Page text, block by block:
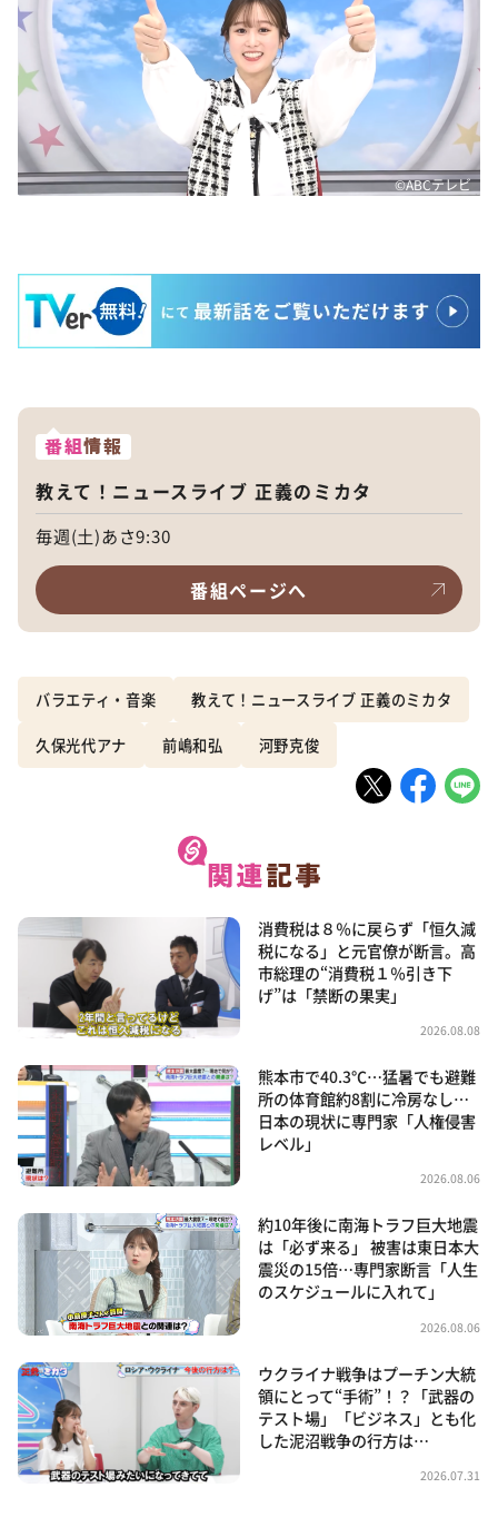
©ABCテレビ
番組情報
教えて！ニュースライブ 正義のミカタ
毎週(土)あさ9:30
番組ページへ
バラエティ・音楽 教えて！ニュースライブ 正義のミカタ
久保光代アナ 前嶋和弘 河野克俊
消費税は８％に戻らず「恒久減
税になる」と元官僚が断言。高
市総理の“消費税１％引き下
げ”は「禁断の果実」
2026.08.08
熊本市で40.3℃…猛暑でも避難
所の体育館約8割に冷房なし…
日本の現状に専門家「人権侵害
レベル」
2026.08.06
約10年後に南海トラフ巨大地震
は「必ず来る」 被害は東日本大
震災の15倍…専門家断言「人生
のスケジュールに入れて」
2026.08.06
ウクライナ戦争はプーチン大統
領にとって“手術”！？「武器の
テスト場」「ビジネス」とも化
した泥沼戦争の行方は…
2026.07.31